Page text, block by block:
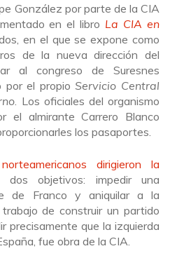
González por parte de la CIA
en el libro La CIA en
en el que se expone como
de la nueva dirección del
al congreso de Suresnes
por el propioServicio Central
. Los oficiales del organismo
el almirante Carrero Blanco
los pasaportes.
dirigieron la
dos objetivos: impedir una
de Franco y aniquilar a la
de construir un partido
precisamente que la izquierda
fue obra de la CIA.